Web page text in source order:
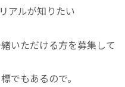
アルが知りたい
いただける方を募集して
でもあるので。